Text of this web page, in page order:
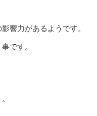
響力があるようです。
です。